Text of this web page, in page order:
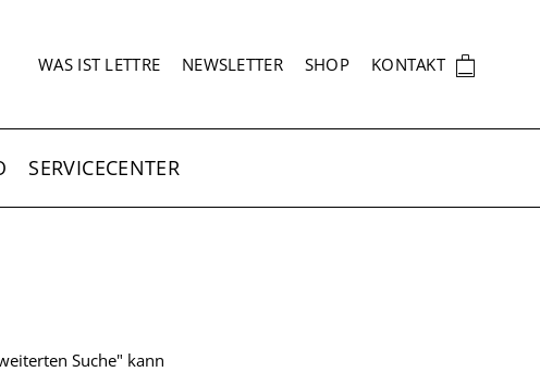
SEKUNDÄRNAVIGATION
WAS IST LETTRE NEWSLETTER SHOP KONTAKT 🛍
SERVICECENTER
Suche" kann